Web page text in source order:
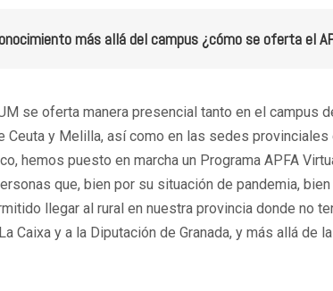
más allá del campus ¿cómo se oferta el
se oferta manera presencial tanto en el campus
Ceuta y Melilla, así como en las sedes provinciales
hemos puesto en marcha un Programa APFA
que, bien por su situación de pandemia,
llegar al rural en nuestra provincia donde no
Caixa y a la Diputación de Granada, y más allá de